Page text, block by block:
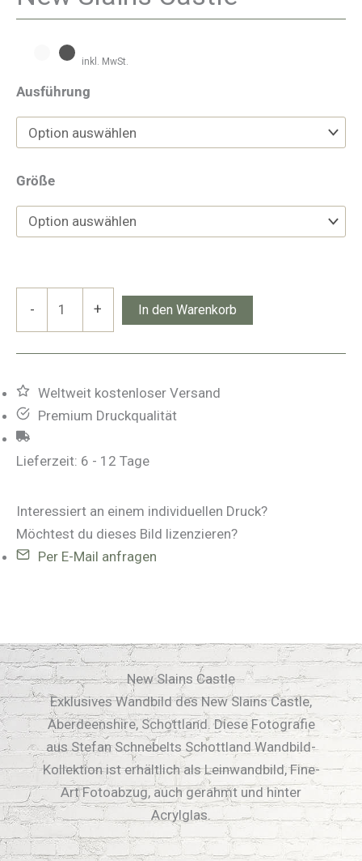
inkl. MwSt.
Ausführung
Größe
- + In den Warenkorb
Weltweit kostenloser Versand
Premium Druckqualität
Lieferzeit: 6 - 12 Tage
Interessiert an einem individuellen Druck?
Möchtest du dieses Bild lizenzieren?
Per E-Mail anfragen
New Slains Castle
Exklusives Wandbild des New Slains Castle,
Aberdeenshire, Schottland. Diese Fotografie
aus Stefan Schnebelts Schottland Wandbild-
Kollektion ist erhältlich als Leinwandbild, Fine-
Art Fotoabzug, auch gerahmt und hinter
Acrylglas.